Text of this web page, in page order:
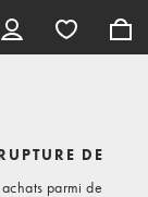
DE
parmi de